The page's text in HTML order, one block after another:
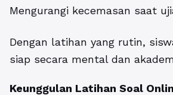
Mengurangi kecemasan saat
Dengan latihan yang rutin,
siap secara mental dan
Keunggulan Latihan Soal